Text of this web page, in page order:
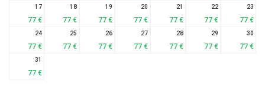
17
77 €
18
77 €
19
77 €
20
77 €
21
77 €
22
77 €
23
77 €
24
77 €
25
77 €
26
77 €
27
77 €
28
77 €
29
77 €
30
77 €
31
77 €